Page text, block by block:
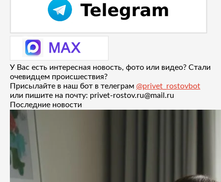
У Вас есть интересная новость, фото или видео? Стали
очевидцем происшествия?
Присылайте в наш бот в телеграм @privet_rostovbot
или пишите на почту: privet-rostov.ru@mail.ru
Последние новости